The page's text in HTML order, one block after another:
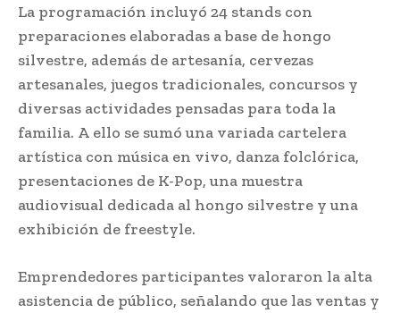
La programación incluyó 24 stands con
preparaciones elaboradas a base de hongo
silvestre, además de artesanía, cervezas
artesanales, juegos tradicionales, concursos y
diversas actividades pensadas para toda la
familia. A ello se sumó una variada cartelera
artística con música en vivo, danza folclórica,
presentaciones de K-Pop, una muestra
audiovisual dedicada al hongo silvestre y una
exhibición de freestyle.
Emprendedores participantes valoraron la alta
asistencia de público, señalando que las ventas y